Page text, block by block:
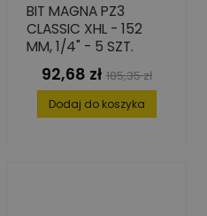
BIT MAGNA PZ3
CLASSIC XHL - 152
MM, 1/4" - 5 SZT.
Cena
92,68 zł Cena
podstawowa
185,35 zł
Dodaj do koszyka